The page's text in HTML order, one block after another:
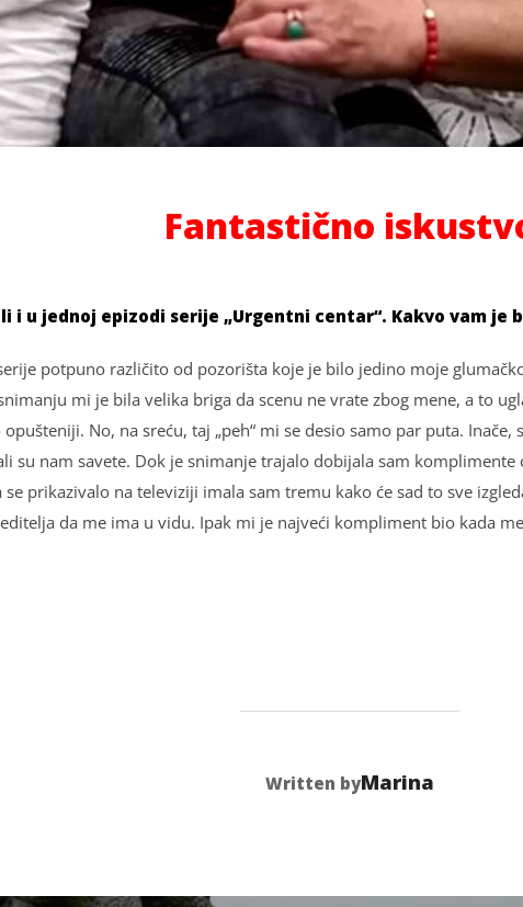
Fantastično
i u jednoj epizodi serije „Urgentni centar“. Kakvo vam je
potpuno različito od pozorišta koje je bilo jedino moje
mi je bila velika briga da scenu ne vrate zbog mene, a to
No, na sreću, taj „peh“ mi se desio samo par puta.
su nam savete. Dok je snimanje trajalo dobijala sam
se prikazivalo na televiziji imala sam tremu kako će sad to sve
da me ima u vidu. Ipak mi je najveći kompliment bio kada
POST AUTHOR
Written byMarina